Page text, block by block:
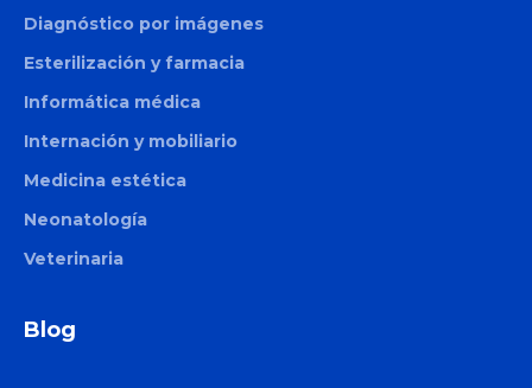
CM Slim
Allurion
Liposound
Apolex Tite
Diagnóstico por imágenes
Esterilización y farmacia
Informática médica
Internación y mobiliario
Medicina estética
Neonatología
Veterinaria
Blog